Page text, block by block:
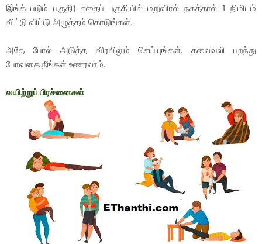
இங்க் படும் பகுதி) சதைப் பகுதியில் மறுவிரல் நகத்தால் 1 நிமிடம்
விட்டு விட்டு அழுத்தம் கொடுங்கள்.
அதே போல் அடுத்த விரலிலும் செய்யுங்கள். தலைவலி பறந்து
போவதை நீங்கள் உணரலாம்.
வயிற்றுப் பிரச்னைகள்